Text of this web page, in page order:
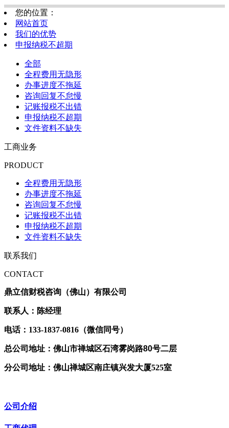
您的位置：
网站首页
我们的优势
申报纳税不超期
全部
全程费用无隐形
办事进度不拖延
咨询回复不怠慢
记账报税不出错
申报纳税不超期
文件资料不缺失
工商业务
PRODUCT
全程费用无隐形
办事进度不拖延
咨询回复不怠慢
记账报税不出错
申报纳税不超期
文件资料不缺失
联系我们
CONTACT
鼎立信财税咨询（佛山）有限公司
联系人：陈经理
电话：133-1837-0816（微信同号）
总公司地址：佛山市禅城区石湾雾岗路80号二层
分公司地址：佛山禅城区南庄镇兴发大厦525室
公司介绍